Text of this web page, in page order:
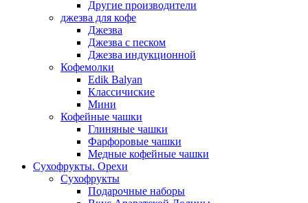
Другие производители
джезва для кофе
Джезва
Джезва с песком
Джезва индукционной
Кофемолки
Edik Balyan
Классичиские
Мини
Кофейные чашки
Глиняные чашки
Фарфоровые чашки
Медные кофейные чашки
Сухофрукты. Орехи
Сухофрукты
Подарочные наборы